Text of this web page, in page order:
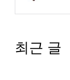
최근 글